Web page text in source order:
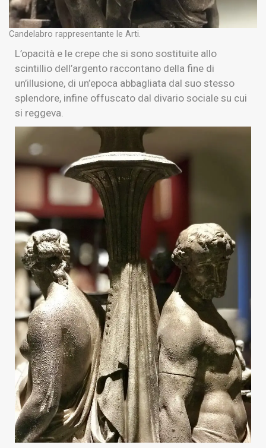
Candelabro rappresentante le Arti.
L’opacità e le crepe che si sono sostituite allo
scintillio dell’argento raccontano della fine di
un’illusione, di un’epoca abbagliata dal suo stesso
splendore, infine offuscato dal divario sociale su cui
si reggeva.